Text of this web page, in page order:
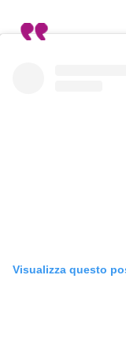
Visualizza questo